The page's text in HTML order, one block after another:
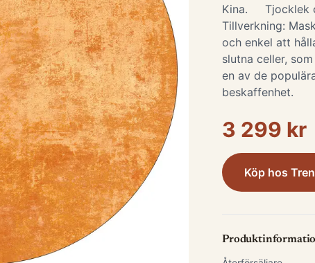
Kina. Tjocklek
Tillverkning:
och enkel att
slutna celler,
en av de
beskaffenhet.
3 299 kr
Köp hos